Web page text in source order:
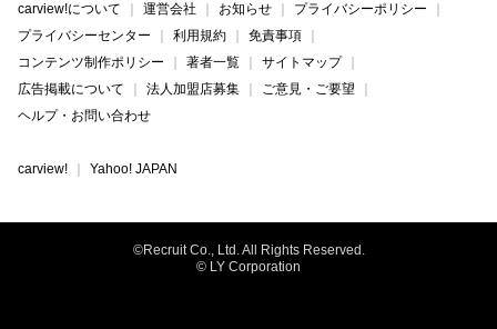
carview!について 運営会社 お知らせ
プライバシーポリシー
プライバシーセンター
利用規約
免責事項
コンテンツ制作ポリシー
著者一覧
サイトマップ
広告掲載について
法人加盟店募集
ご意見・ご要望
ヘルプ・お問い合わせ
carview! Yahoo! JAPAN
©Recruit Co., Ltd. All Rights Reserved.
© LY Corporation